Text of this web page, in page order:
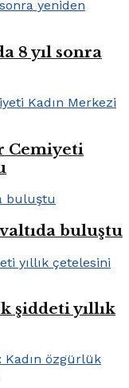
8 yıl sonra
Cemiyeti
buluştu
şiddeti yıllık